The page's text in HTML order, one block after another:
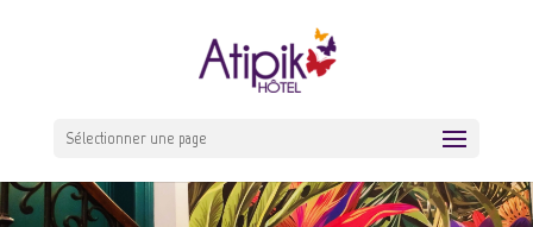
Sélectionner une page